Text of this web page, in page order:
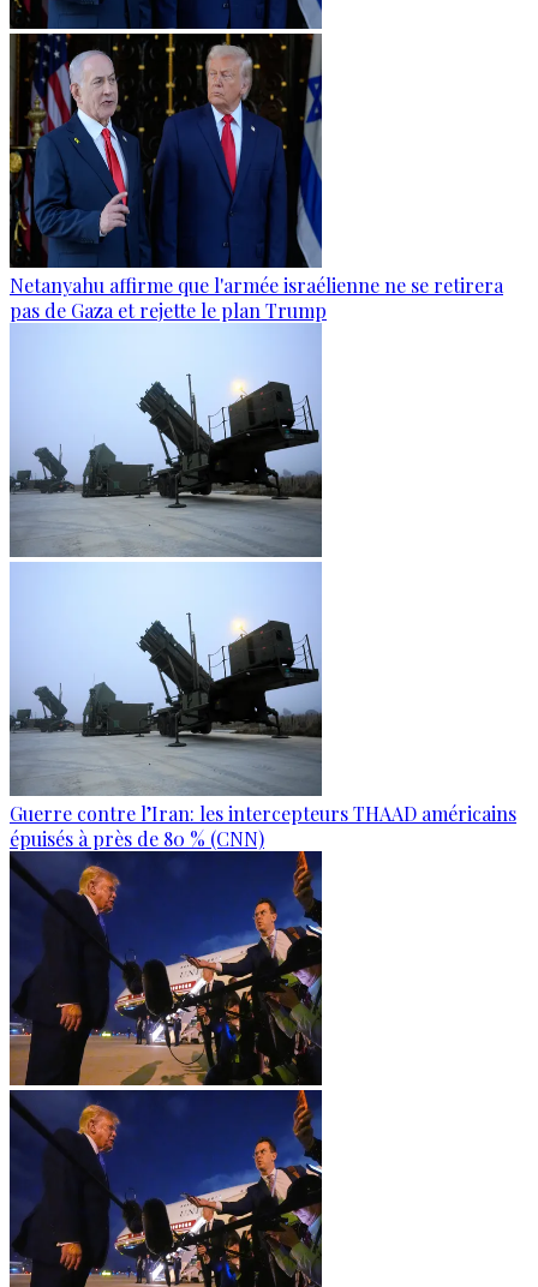
Netanyahu affirme que l'armée israélienne ne se retirera
pas de Gaza et rejette le plan Trump
Guerre contre l’Iran: les intercepteurs THAAD américains
épuisés à près de 80 % (CNN)